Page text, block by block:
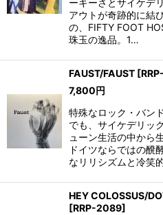
ーキーさとサイケデ
アウトが奇跡的に結
の、FIFTY FOOT
珠玉の逸品。1…
FAUST/FAUST [
7,800 円
特殊なロック・バン
でも、サイケデリッ
ューン生活の中から
ドイツならではの醗
なリリシズムと冷笑
HEY COLOSSUS/
[RRP-2089]